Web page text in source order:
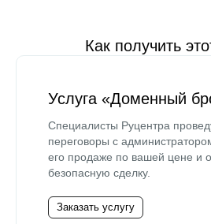
Как получить
Услуга «Доменный
Специалисты Руцентра
переговоры с
его продаже по вашей цене и
безопасную сделку.
Заказать услугу